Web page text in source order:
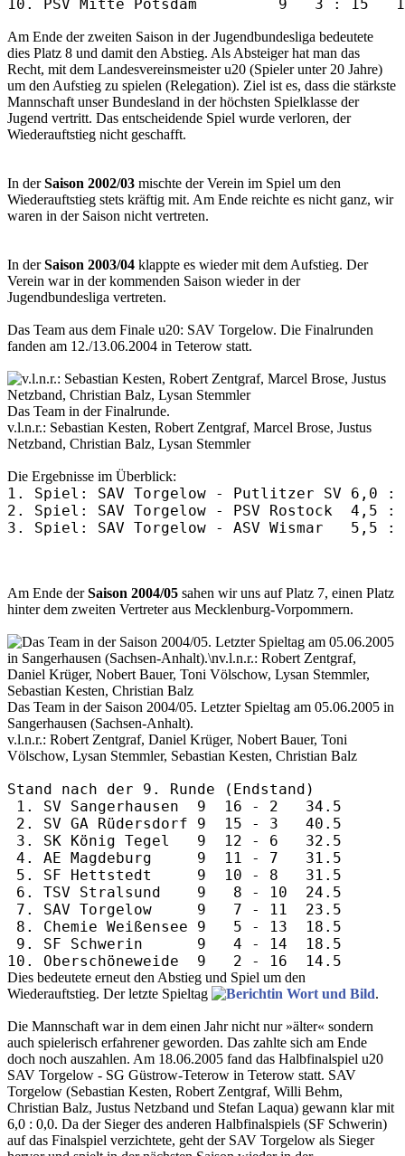
Am Ende der zweiten Saison in der Jugendbundesliga bedeutete
dies Platz 8 und damit den Abstieg. Als Absteiger hat man das
Recht, mit dem Landesvereinsmeister u20 (Spieler unter 20 Jahre)
um den Aufstieg zu spielen (Relegation). Ziel ist es, dass die stärkste
Mannschaft unser Bundesland in der höchsten Spielklasse der
Jugend vertritt. Das entscheidende Spiel wurde verloren, der
Wiederauftstieg nicht geschafft.
In derSaison 2002/03 mischte der Verein im Spiel um den
Wiederauftstieg stets kräftig mit. Am Ende reichte es nicht ganz, wir
waren in der Saison nicht vertreten.
In derSaison 2003/04 klappte es wieder mit dem Aufstieg. Der
Verein war in der kommenden Saison wieder in der
Jugendbundesliga vertreten.
Das Team aus dem Finale u20: SAV Torgelow. Die Finalrunden
fanden am 12./13.06.2004 in Teterow statt.
Das Team in der Finalrunde.
v.l.n.r.: Sebastian Kesten, Robert Zentgraf, Marcel Brose, Justus
Netzband, Christian Balz, Lysan Stemmler
Die Ergebnisse im Überblick:
1. Spiel: SAV Torgelow - Putlitzer SV 6,0 :
2. Spiel: SAV Torgelow - PSV Rostock  4,5 :
Am Ende derSaison 2004/05 sahen wir uns auf Platz 7, einen Platz
hinter dem zweiten Vertreter aus Mecklenburg-Vorpommern.
Das Team in der Saison 2004/05. Letzter Spieltag am 05.06.2005 in
Sangerhausen (Sachsen-Anhalt).
v.l.n.r.: Robert Zentgraf, Daniel Krüger, Nobert Bauer, Toni
Völschow, Lysan Stemmler, Sebastian Kesten, Christian Balz
Stand nach der 9. Runde (Endstand)
1. SV Sangerhausen  9  16 - 2   34.5
2. SV GA Rüdersdorf 9  15 - 3   40.5
3. SK König Tegel   9  12 - 6   32.5
4. AE Magdeburg     9  11 - 7   31.5
5. SF Hettstedt     9  10 - 8   31.5
6. TSV Stralsund    9   8 - 10  24.5
7. SAV Torgelow     9   7 - 11  23.5
8. Chemie Weißensee 9   5 - 13  18.5
9. SF Schwerin      9   4 - 14  18.5
Dies bedeutete erneut den Abstieg und Spiel um den
Wiederauftstieg. Der letzte Spieltag
in Wort und Bild.
Die Mannschaft war in dem einen Jahr nicht nur »älter« sondern
auch spielerisch erfahrener geworden. Das zahlte sich am Ende
doch noch auszahlen. Am 18.06.2005 fand das Halbfinalspiel u20
SAV Torgelow - SG Güstrow-Teterow in Teterow statt. SAV
Torgelow (Sebastian Kesten, Robert Zentgraf, Willi Behm,
Christian Balz, Justus Netzband und Stefan Laqua) gewann klar mit
6,0 : 0,0. Da der Sieger des anderen Halbfinalspiels (SF Schwerin)
auf das Finalspiel verzichtete, geht der SAV Torgelow als Sieger